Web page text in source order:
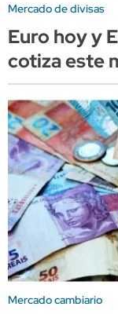
Mercado de divisas
Euro hoy y
cotiza este
Mercado cambiario